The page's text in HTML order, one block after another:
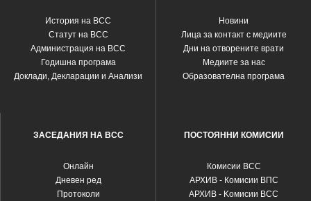
История на ВСС
Статут на ВСС
Администрация на ВСС
Годишна програма
Доклади, Декларации и Анализи
Новини
Лица за контакт с медиите
Дни на отворените врати
Медиите за нас
Образователна програма
ЗАСЕДАНИЯ НА ВСС
Oнлайн
Дневен ред
Протоколи
ПОСТОЯННИ КОМИСИИ
Комисии ВСС
АРХИВ - Комисии ВПС
АРХИВ - Kомисии ВСС